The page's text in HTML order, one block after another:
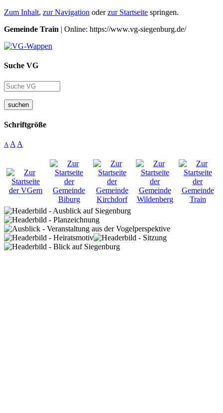
Zum Inhalt, zur Navigation oderzur Startseite springen.
Gemeinde Train | Online: https://www.vg-siegenburg.de/
Suche VG
suchen
Schriftgröße
A A A